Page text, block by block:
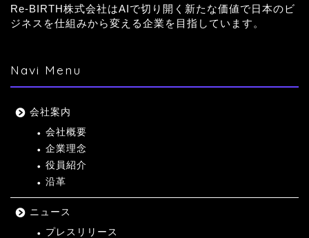
Re-BIRTH株式会社はAIで切り開く新たな価値で日本のビ
ジネスを仕組みから変える企業を目指しています。
Navi Menu
会社案内
会社概要
企業理念
役員紹介
沿革
ニュース
プレスリリース